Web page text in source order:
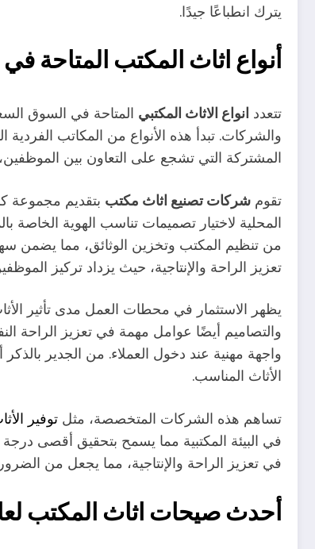
يترك انطباعًا جيدًا.
أنواع اثاث المكتب المتاحة
تتعدد انواع الاثاث المكتبي المتاحة في السوق
والشركات. تبدأ هذه الأنواع من المكاتب
المشتركة التي تشجع على التعاون بين
تقوم شركات تصنيع اثاث مكتب بتقديم مجموعة
المحلية لاختيار تصميمات تناسب الهوية
من تنظيم المكتب وتخزين الوثائق، مما يضمن
تعزيز الراحة والإنتاجية، حيث يزداد تركيز
يظهر الاستثمار في محطات العمل مدى تأثير
والتصاميم أيضًا عوامل مهمة في تعزيز الراحة
واجهة مهنية عند دخول العملاء. من الجدير
الأثاث المناسب.
تساهم هذه الشركات المتخصصة، مثل توفير
في البيئة المكتبية مما يسمح بتحقيق أقصى
في تعزيز الراحة والإنتاجية، مما يجعل من
أحدث صيحات اثاث المكتب لعام